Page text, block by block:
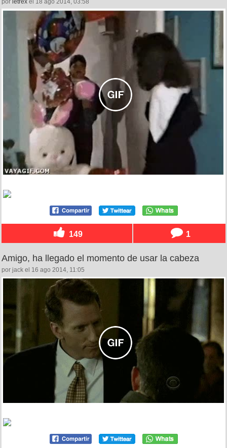
por letrex el 18 ago 2014, 03:58
149 1
Amigo, ha llegado el momento de usar la cabeza
por jack el 16 ago 2014, 11:05